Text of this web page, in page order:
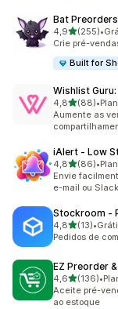
Bat
4,9de 5(255)
255 avaliações
•
Crie pré-
Built for
Wishlist
4,8de 5(88)
88 avaliações
•
Aumente as
iAlert ‑ Low
4,8de 5(86)
86 avaliações
•
Envie
e-mail ou Slack
Stockroom ‑
4,8de 5(13)
13 avaliações
•
Pedidos de
EZ Preorder
4,6de 5(136)
136 avaliações
•
Aceite pré-
ao estoque